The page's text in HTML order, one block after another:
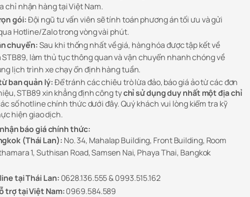
chỉ nhận hàng tại Việt Nam.
gói:Đội ngũ tư vấn viên sẽ tính toán phương án tối ưu và gửi
Hotline/Zalo trong vòng vài phút.
chuyển:Sau khi thống nhất về giá, hàng hóa được tập kết về
STB89, làm thủ tục thông quan và vận chuyển nhanh chóng về
lịch trình xe chạy ổn định hàng tuần.
ban quản lý:Để tránh các chiêu trò lừa đảo, báo giá ảo từ các đơn
STB89 xin khẳng định công tychỉ sử dụng duy nhất một địa chỉ
số hotline chính thức dưới đây. Quý khách vui lòng kiểm tra kỹ
hiện giao dịch.
báo giá chính thức:
(Thái Lan): No. 34, Mahalap Building, Front Building, Room
1, Suthisan Road, Samsen Nai, Phaya Thai, Bangkok
tại Thái Lan: 0628.136.555 & 0993.515.162
trợ tại Việt Nam:0969.584.589